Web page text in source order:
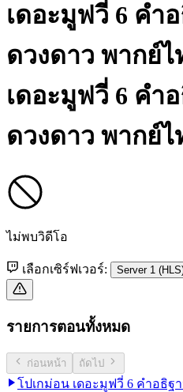
เดอะมูฟวี่ 6 คํา
ดวงดาว พากย์ไ
เดอะมูฟวี่ 6 คํา
ดวงดาว พากย์ไ
ไม่พบวิดีโอ
เลือกเซิร์ฟเวอร์: Server 1
รายการตอนทั้งหมด
ก่อนหน้า ถัดไป
โปเกม่อน เดอะมูฟวี่ 6 คําอธิฐ